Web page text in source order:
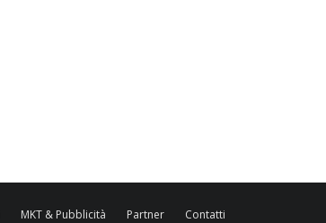
MKT & Pubblicità Partner Contatti